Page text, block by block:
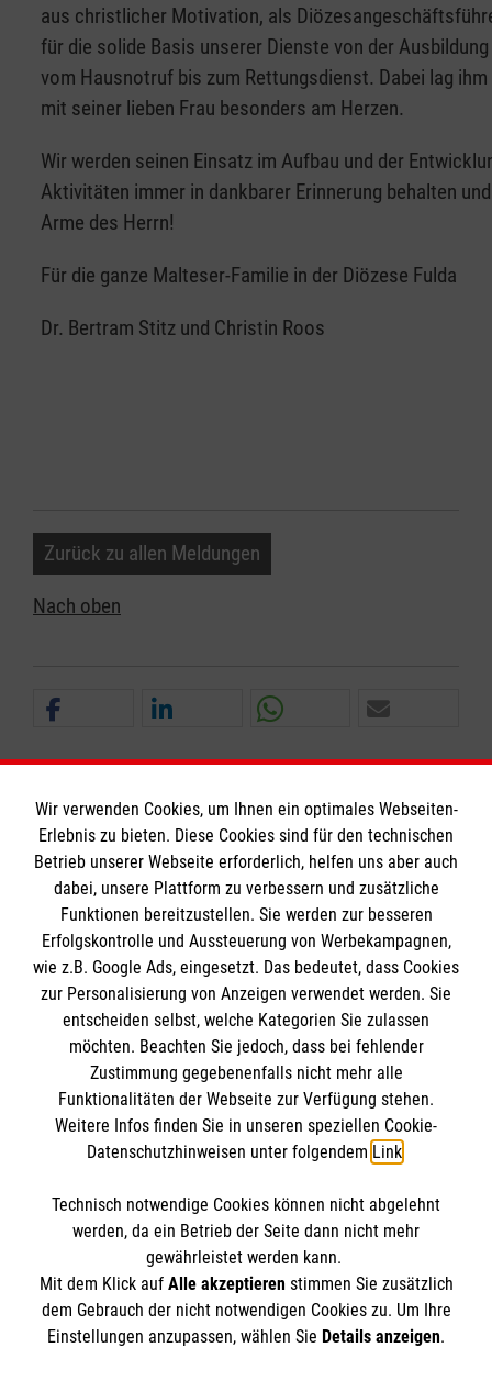
aus christlicher Motivation, als
für die solide Basis unserer Dienste von der
vom Hausnotruf bis zum Rettungsdienst. Dabei lag
mit seiner lieben Frau besonders am Herzen.
Wir werden seinen Einsatz im Aufbau und der
Aktivitäten immer in dankbarer Erinnerung behalten
Arme des Herrn!
Für die ganze Malteser-Familie in der Diözese Fulda
Dr. Bertram Stitz und Christin Roos
Zurück zu allen Meldungen
Nach oben
Informationen
Impressum
Datenschutz
Barrierefreiheit
Kontakt
Die Malteser
Malteser in Deutschland
Malteserorden
Sharepoint
Spendenkonto
IBAN: DE68 3706 0193 4006 4700 20
BIC: GENODED 1PA7
So finden Sie uns
Alte Hofstr. 25a
63584 Gründau-Lieblos
Der Malteser Hilfsdienst e.V. ist als eingetragene
Wir verwenden Cookies, um Ihnen ein optimales Webseiten-
Erlebnis zu bieten. Diese Cookies sind für den technischen
Betrieb unserer Webseite erforderlich, helfen uns aber auch
dabei, unsere Plattform zu verbessern und zusätzliche
Funktionen bereitzustellen. Sie werden zur besseren
Erfolgskontrolle und Aussteuerung von Werbekampagnen,
wie z.B. Google Ads, eingesetzt. Das bedeutet, dass Cookies
zur Personalisierung von Anzeigen verwendet werden. Sie
entscheiden selbst, welche Kategorien Sie zulassen
möchten. Beachten Sie jedoch, dass bei fehlender
Zustimmung gegebenenfalls nicht mehr alle
Funktionalitäten der Webseite zur Verfügung stehen.
Weitere Infos finden Sie in unseren speziellen Cookie-
Datenschutzhinweisen unter folgendem Link.
Technisch notwendige Cookies können nicht abgelehnt
werden, da ein Betrieb der Seite dann nicht mehr
gewährleistet werden kann.
Mit dem Klick auf Alle akzeptierenstimmen Sie zusätzlich
dem Gebrauch der nicht notwendigen Cookies zu. Um Ihre
Einstellungen anzupassen, wählen Sie Details anzeigen.